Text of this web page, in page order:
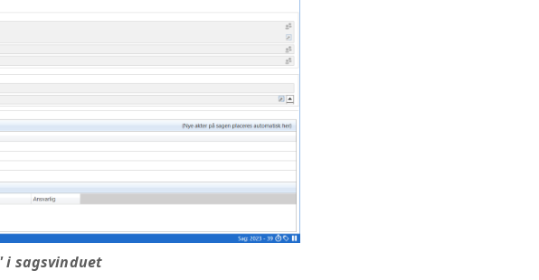
i sagsvinduet